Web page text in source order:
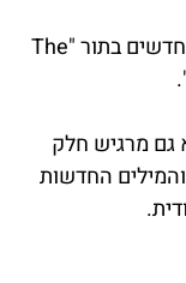
"The Heat Is On" שמקבל חיים חדשים בתור "The
גם מרגיש חלק
החדשות